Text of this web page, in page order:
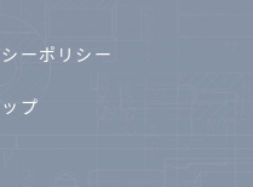
ーポリシー
プ